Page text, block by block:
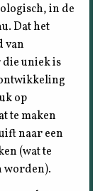
in de
Dat het
van
die uniek is
op
te maken
naar een
(wat te
worden).